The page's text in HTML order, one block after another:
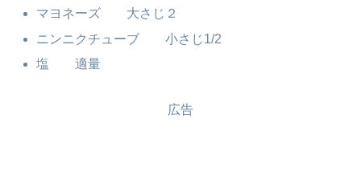
マヨネーズ 大さじ２
ニンニクチューブ 小さじ1/2
塩 適量
広告